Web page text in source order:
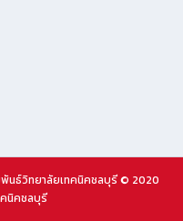
นธ์วิทยาลัยเทคนิคชลบุรี © 2020
นิคชลบุรี